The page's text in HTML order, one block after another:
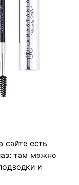
сайте есть
там можно
и